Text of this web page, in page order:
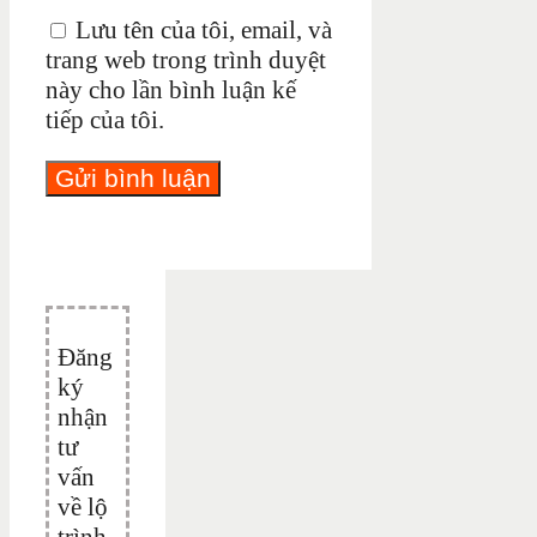
Lưu tên của tôi, email, và
trang web trong trình duyệt
này cho lần bình luận kế
tiếp của tôi.
Đăng
ký
nhận
tư
vấn
về lộ